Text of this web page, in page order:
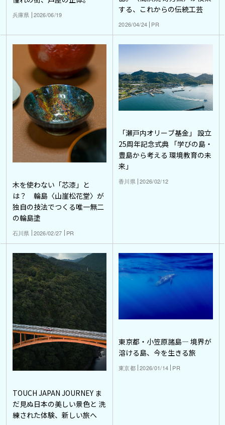
兵庫県 2026/06/19
する、これからの伝統工芸
2026/04/24 PR
木を使わない「芯漆」と
は？ 輪島〈山崖松花堂〉が
独自の技法でつくる唯一無二
の輪島塗
石川県 2026/02/27 PR
「瀬戸内オリーブ基金」 設立
25周年記念式典 「学びの島・
豊島から考える 環境教育の未
来」
香川県 2026/02/12
TOUCH JAPAN JOURNEY ま
だ見ぬ日本の美しい景色と 洗
練された体験、新しい旅へ
東京都・小笠原諸島― 境界が
溶ける島、今を生きる旅
東京都 2026/01/14 PR